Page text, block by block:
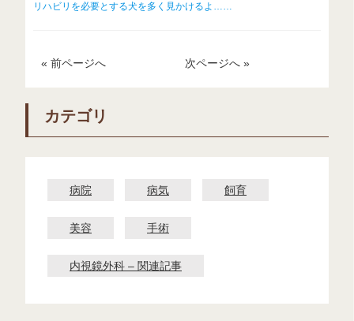
リハビリを必要とする犬を多く見かけるよ……
« 前ページへ 次ページへ »
カテゴリ
病院 病気 飼育
美容 手術
内視鏡外科 – 関連記事